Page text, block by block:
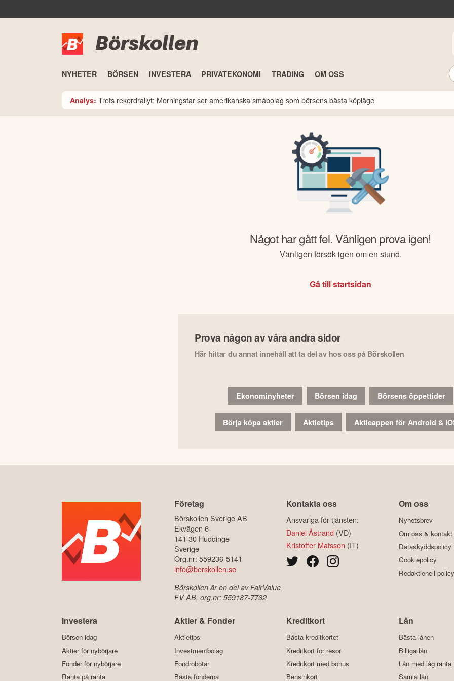
Börskollen
NYHETER BÖRSEN INVESTERA PRIVATEKONOMI TRADING OM OSS
Analys: Trots rekordrallyt: Morningstar ser amerikanska småbolag som börsens bästa köpläge
Något har gått fel. Vänligen prova igen!
Vänligen försök igen om en stund.
Gå till startsidan
Prova någon av våra andra sidor
Här hittar du annat innehåll att ta del av hos oss på Börskollen
Ekonominyheter Börsen idag Börsens öppettider
Börja köpa aktier Aktietips Aktieappen för Android &
Företag
Börskollen Sverige AB
Ekvägen 6
141 30 Huddinge
Sverige
Org.nr: 559236-5141
info@borskollen.se
Börskollen är en del av FairValue
FV AB, org.nr: 559187-7732
Kontakta oss
Ansvariga för tjänsten:
Daniel Åstrand (VD)
Kristoffer Matsson (IT)
Om oss
Nyhetsbrev
Om oss & kontakt
Dataskyddspolicy
Cookiepolicy
Redaktionell policy
Investera
Börsen idag
Aktier för nybörjare
Fonder för nybörjare
Ränta på ränta
Aktier & Fonder
Aktietips
Investmentbolag
Fondrobotar
Bästa fonderna
Kreditkort
Bästa kreditkortet
Kreditkort för resor
Kreditkort med bonus
Bensinkort
Lån
Bästa lånen
Billiga lån
Lån med låg ränta
Samla lån